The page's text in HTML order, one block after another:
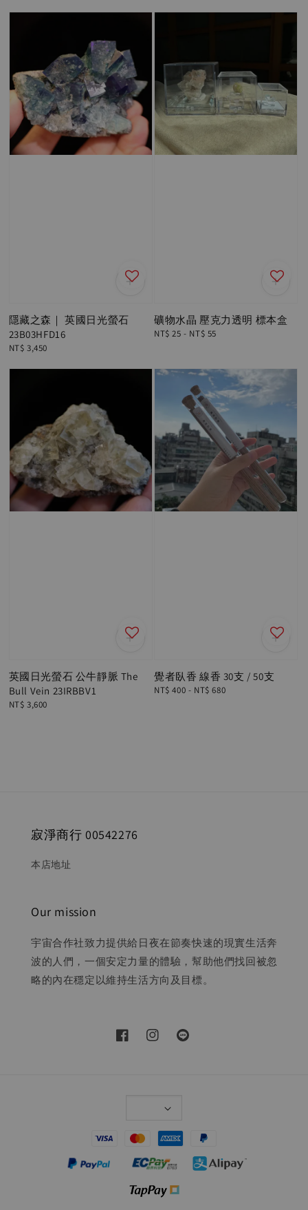
隱藏之森｜ 英國日光螢石
23B03HFD16
Regular
NT$ 3,450
礦物水晶 壓克力透明 標本盒
Regular
NT$ 25 - NT$ 55
英國日光螢石 公牛靜脈 The
Bull Vein 23IRBBV1
Regular
NT$ 3,600
覺者臥香 線香 30支 / 50支
Regular
NT$ 400 - NT$ 680
寂淨商行 00542276
本店地址
Our mission
宇宙合作社致力提供給日夜在節奏快速的現實生活奔
波的人們，一個安定力量的體驗，幫助他們找回被忽
略的內在穩定以維持生活方向及目標。